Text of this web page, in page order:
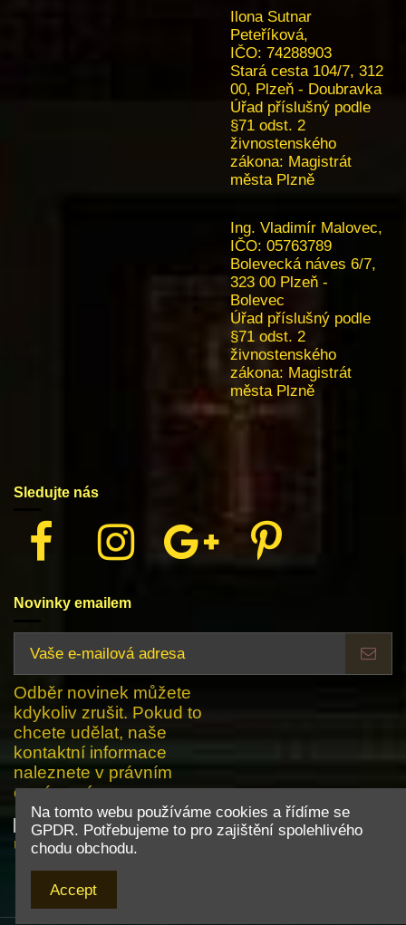
Ilona Sutnar
Peteříková,
IČO: 74288903
Stará cesta 104/7, 312
00, Plzeň - Doubravka
Úřad příslušný podle
§71 odst. 2
živnostenského
zákona: Magistrát
města Plzně
Ing. Vladimír Malovec,
IČO: 05763789
Bolevecká náves 6/7,
323 00 Plzeň -
Bolevec
Úřad příslušný podle
§71 odst. 2
živnostenského
zákona: Magistrát
města Plzně
Sledujte nás
Novinky emailem
Odběr novinek můžete
kdykoliv zrušit. Pokud to
chcete udělat, naše
kontaktní informace
naleznete v právním
oznámení.
Souhlasím se zpracováním mých osobních
údajů dle GDPR.
Na tomto webu používáme cookies a řídíme se
GPDR. Potřebujeme to pro zajištění spolehlivého
chodu obchodu.
Accept